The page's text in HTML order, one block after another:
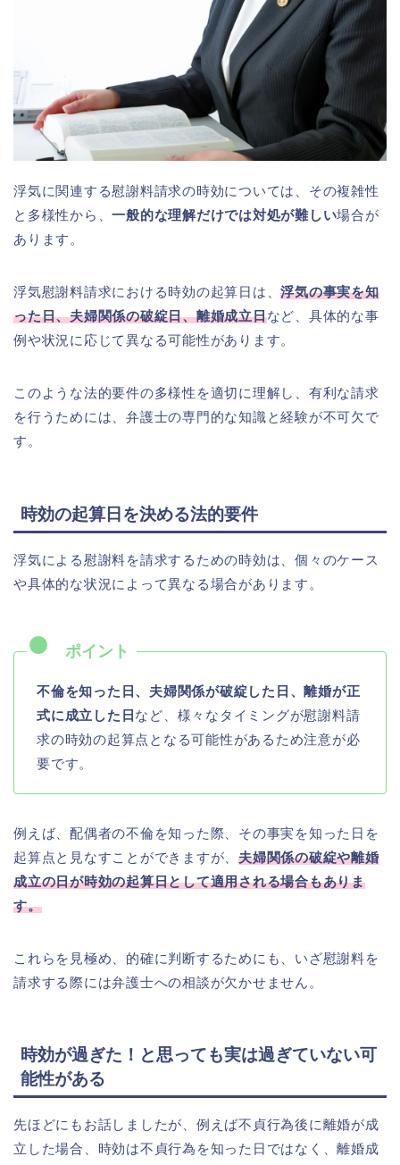
浮気に関連する慰謝料請求の時効については、その複雑性
と多様性から、一般的な理解だけでは対処が難しい場合が
あります。
浮気慰謝料請求における時効の起算日は、浮気の事実を知
った日、夫婦関係の破綻日、離婚成立日など、具体的な事
例や状況に応じて異なる可能性があります。
このような法的要件の多様性を適切に理解し、有利な請求
を行うためには、弁護士の専門的な知識と経験が不可欠で
す。
時効の起算日を決める法的要件
浮気による慰謝料を請求するための時効は、個々のケース
や具体的な状況によって異なる場合があります。
不倫を知った日、夫婦関係が破綻した日、離婚が正
式に成立した日 など、様々なタイミングが慰謝料請
求の時効の起算点となる可能性があるため注意が必
要です。
例えば、配偶者の不倫を知った際、その事実を知った日を
起算点と見なすことができますが、 夫婦関係の破綻や離婚
成立の日が時効の起算日として適用される場合もありま
す。
これらを見極め、的確に判断するためにも、いざ慰謝料を
請求する際には弁護士への相談が欠かせません。
時効が過ぎた！と思っても実は過ぎていない可
能性がある
先ほどにもお話しましたが、例えば不貞行為後に離婚が成
立した場合、時効は不貞行為を知った日ではなく、離婚成